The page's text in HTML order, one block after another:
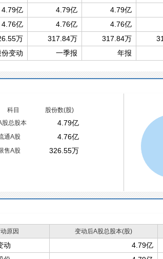
4.79亿 4.79亿 4.79亿
4.76亿 4.76亿 4.76亿
万 317.84万 317.84万
变动 一季报 年报
科目
股份数(股)
股总股本
4.79亿
通A股 4.76亿
售A股 326.55万
原因 变动后A股总股本(股)
动 4.79亿